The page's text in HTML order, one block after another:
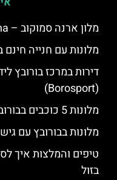
מלון ארנה סמוקוב – Hotel Arena (ליד בורובץ)
מלונות עם חנייה חינם
דירות במרכז בורובץ
(Borosport)
מלונות 5 כוכבים בבורובץ
מלונות בבורובץ עם
טיפים והמלצות איך
בזול